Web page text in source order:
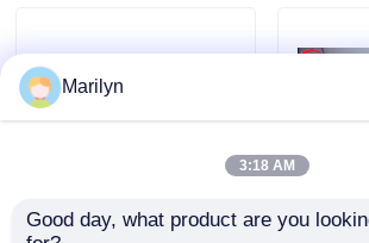
Casi
Cuscinetto a rulli conici
Cuscinetto a rulli sferico
Marilyn
3:18 AM
Good day, what product are you